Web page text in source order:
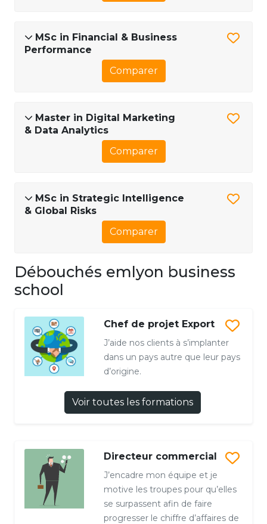
MSc in Financial & Business
Performance
Comparer
Master in Digital Marketing
& Data Analytics
Comparer
MSc in Strategic Intelligence
& Global Risks
Comparer
Débouchés emlyon business
school
Chef de projet Export
J’aide nos clients à s’implanter
dans un pays autre que leur pays
d’origine.
Voir toutes les formations
Directeur commercial
J’encadre mon équipe et je
motive les troupes pour qu’elles
se surpassent afin de faire
progresser le chiffre d’affaires de